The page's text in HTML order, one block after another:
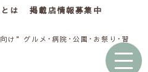
は 掲載店情報募集中
け”グルメ･病院･公園･お祭り･習